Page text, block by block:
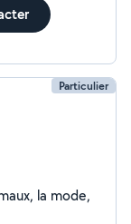
Particulier
la mode,